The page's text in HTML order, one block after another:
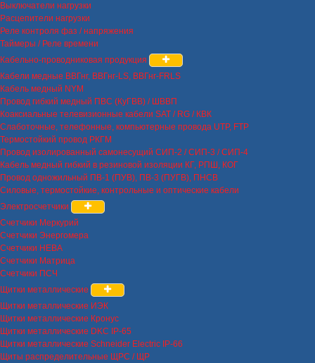
Выключатели нагрузки
Расцепители нагрузки
Реле контроля фаз / напряжения
Таймеры / Реле времени
Кабельно-проводниковая продукция
Кабели медные ВВГнг, ВВГнг-LS, ВВГнг-FRLS
Кабель медный NYM
Провод гибкий медный ПВС (КуГВВ) / ШВВП
Коаксиальные телевизионные кабели SAT / RG / КВК
Слаботочные, телефонные, компьютерные провода UTP, FTP
Термостойкий провод РКГМ
Провод изолированный самонесущий СИП-2 / СИП-3 / СИП-4
Кабель медный гибкий в резиновой изоляции КГ, РПШ, КОГ
Провод одножильный ПВ-1 (ПУВ), ПВ-3 (ПУГВ), ПНСВ
Силовые, термостойкие, контрольные и оптические кабели
Электросчетчики
Счетчики Меркурий
Счетчики Энергомера
Счетчики НЕВА
Счетчики Матрица
Счетчики ПСЧ
Щитки металлические
Щитки металлические ИЭК
Щитки металлические Кронус
Щитки металлические DKC IP-65
Щитки металлические Schneider Electric IP-66
Щиты распределительные ЩРС / ЩР